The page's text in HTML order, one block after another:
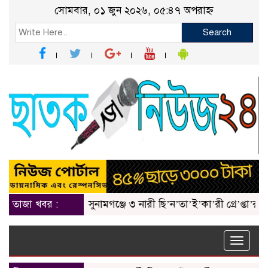
সোমবার, ০১ জুন ২০২৬, ০৫:৪৭ অপরাহ্ন
Search
তাজা খবর : সুনামগঞ্জে ৩ নারী ছি’ন’তা’ই’কা’রী গ্রে’প্তা’র
Toggle